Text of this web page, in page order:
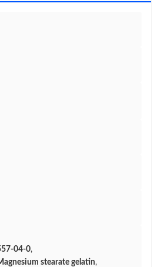
04-0,
stearate gelatin,